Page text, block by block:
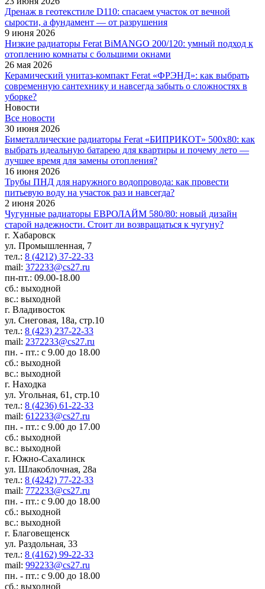
Дренаж в геотекстиле D110: спасаем участок от вечной
сырости, а фундамент — от разрушения
9 июня 2026
Низкие радиаторы Ferat BiMANGO 200/120: умный подход к
отоплению комнаты с большими окнами
26 мая 2026
Керамический унитаз-компакт Ferat «ФРЭНД»: как выбрать
современную сантехнику и навсегда забыть о сложностях в
уборке?
Новости
Все новости
30 июня 2026
Биметаллические радиаторы Ferat «БИПРИКОТ» 500x80: как
выбрать идеальную батарею для квартиры и почему лето —
лучшее время для замены отопления?
16 июня 2026
Трубы ПНД для наружного водопровода: как провести
питьевую воду на участок раз и навсегда?
2 июня 2026
Чугунные радиаторы ЕВРОЛАЙМ 580/80: новый дизайн
старой надежности. Стоит ли возвращаться к чугуну?
г. Хабаровск
ул. Промышленная, 7
тел.: 8 (4212) 37-22-33
mail: 372233@cs27.ru
пн-пт.: 09.00-18.00
сб.: выходной
вс.: выходной
г. Владивосток
ул. Снеговая, 18а, стр.10
тел.: 8 (423) 237-22-33
mail: 2372233@cs27.ru
пн. - пт.: с 9.00 до 18.00
сб.: выходной
вс.: выходной
г. Находка
ул. Угольная, 61, стр.10
тел.: 8 (4236) 61-22-33
mail: 612233@cs27.ru
пн. - пт.: с 9.00 до 17.00
сб.: выходной
вс.: выходной
г. Южно-Сахалинск
ул. Шлакоблочная, 28а
тел.: 8 (4242) 77-22-33
mail: 772233@cs27.ru
пн. - пт.: с 9.00 до 18.00
сб.: выходной
вс.: выходной
г. Благовещенск
ул. Раздольная, 33
тел.: 8 (4162) 99-22-33
mail: 992233@cs27.ru
пн. - пт.: с 9.00 до 18.00
сб.: выходной